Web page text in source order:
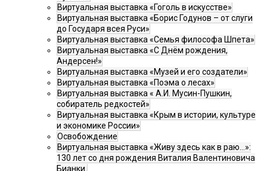
Виртуальная выставка «Гоголь в искусстве»
Виртуальная выставка «Борис Годунов – от слуги
до Государя всея Руси»
Виртуальная выставка «Семья философа Шпета»
Виртуальная выставка «С Днём рождения,
Андерсен!»
Виртуальная выставка «Музей и его создатели»
Виртуальная выставка «Поэма о лесах»
Виртуальная выставка « А.И. Мусин-Пушкин,
собиратель редкостей»
Виртуальная выставка «Крым в истории, культуре
и экономике России»
Освобождение
Виртуальная выставка «Живу здесь как в раю…»:
130 лет со дня рождения Виталия Валентиновича
Бианки.